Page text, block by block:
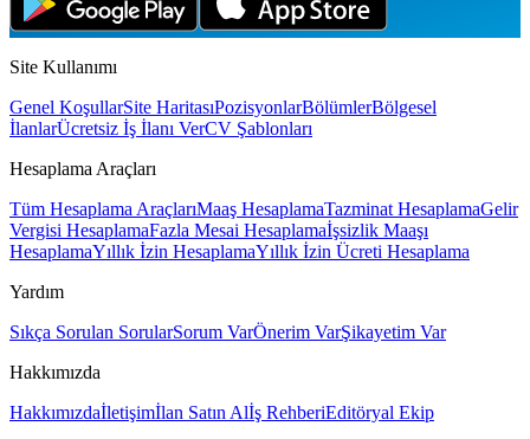
Site Kullanımı
Genel KoşullarSite HaritasıPozisyonlarBölümlerBölgesel
İlanlarÜcretsiz İş İlanı VerCV Şablonları
Hesaplama Araçları
Tüm Hesaplama AraçlarıMaaş HesaplamaTazminat HesaplamaGelir
Vergisi HesaplamaFazla Mesai Hesaplamaİşsizlik Maaşı
HesaplamaYıllık İzin HesaplamaYıllık İzin Ücreti Hesaplama
Yardım
Sıkça Sorulan SorularSorum VarÖnerim VarŞikayetim Var
Hakkımızda
Hakkımızdaİletişimİlan Satın Alİş RehberiEditöryal Ekip